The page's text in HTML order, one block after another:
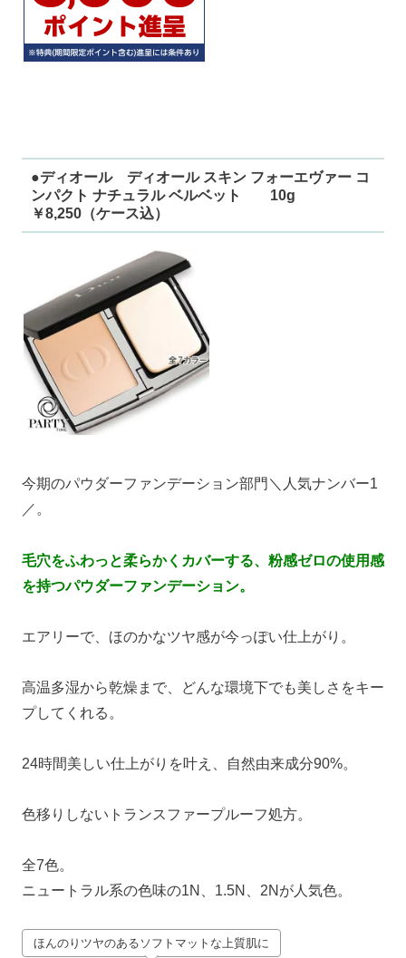
●ディオール ディオール スキン フォーエヴァー コ
ンパクト ナチュラル ベルベット 10g
￥8,250（ケース込）
今期のパウダーファンデーション部門＼人気ナンバー1
／。
毛穴をふわっと柔らかくカバーする、粉感ゼロの使用感
を持つパウダーファンデーション。
エアリーで、ほのかなツヤ感が今っぽい仕上がり。
高温多湿から乾燥まで、どんな環境下でも美しさをキー
プしてくれる。
24時間美しい仕上がりを叶え、自然由来成分90%。
色移りしないトランスファープルーフ処方。
全7色。
ニュートラル系の色味の1N、1.5N、2Nが人気色。
ほんのりツヤのあるソフトマットな上質肌に